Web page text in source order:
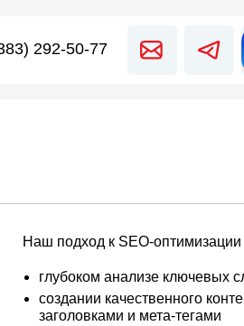
292-50-77
Наш подход к SEO-
глубоком анализе ключевых
создании качественного
заголовками и мета-тегами